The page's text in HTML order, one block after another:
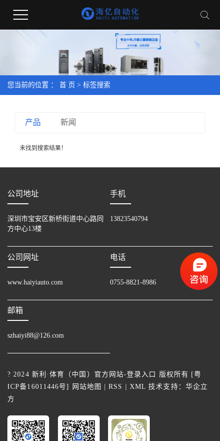
您当前的位置 ： 首 页 > 标签搜索
产品 新闻
未找到搜索结果！
公司地址
深圳市宝安区新桥街道中心路同
方中心13楼
手机
13823540794
公司网址
www.haiyiauto.com
电话
0755-8821-8986
邮箱
szhaiyi88@126.com
? 2024 新利·体育（中国）官方网站-登录入口 版权所有 [粤
ICP备16011446号] 网站地图 |RSS XML 技术支持： 华企立
方